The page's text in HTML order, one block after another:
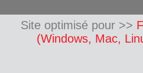
Site optimisé pour >>
(Windows, Mac,